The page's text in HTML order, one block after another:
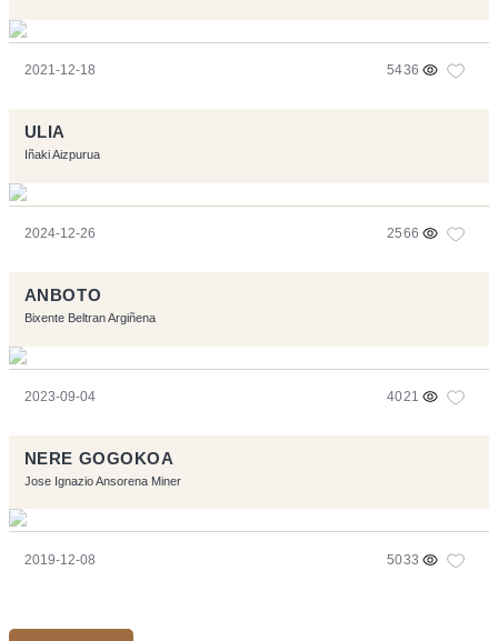
2021-12-18 5436
ULIA
Iñaki Aizpurua
2024-12-26 2566
ANBOTO
Bixente Beltran Argiñena
2023-09-04 4021
NERE GOGOKOA
Jose Ignazio Ansorena Miner
2019-12-08 5033